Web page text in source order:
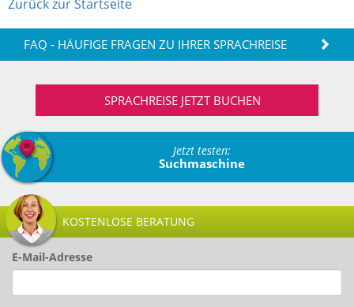
Zurück zur Startseite
FAQ - HÄUFIGE FRAGEN ZU IHRER SPRACHREISE
SPRACHREISE JETZT BUCHEN
Jetzt testen:
Suchmaschine
KOSTENLOSE BERATUNG
E-Mail-Adresse